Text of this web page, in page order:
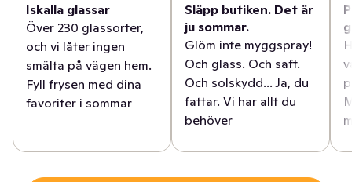
Iskalla glassar
Över 230 glassorter,
och vi låter ingen
smälta på vägen hem.
Fyll frysen med dina
favoriter i sommar
Släpp butiken. Det är
ju sommar.
Glöm inte myggspray!
Och glass. Och saft.
Och solskydd... Ja, du
fattar. Vi har allt du
behöver